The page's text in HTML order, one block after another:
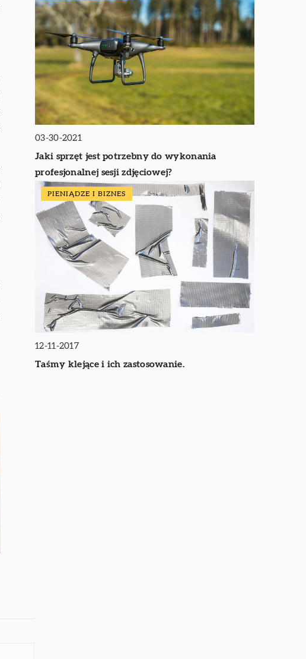
03-30-2021
Jaki sprzęt jest potrzebny do wykonania
profesjonalnej sesji zdjęciowej?
PIENIĄDZE I BIZNES
12-11-2017
Taśmy klejące i ich zastosowanie.